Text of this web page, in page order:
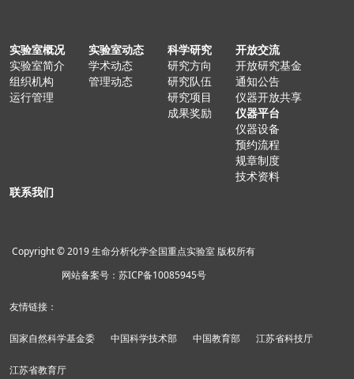
实验室概况
实验室简介
组织机构
运行管理
实验室动态
学术动态
管理动态
科学研究
研究方向
研究队伍
研究项目
成果奖励
开放交流
开放研究基金
通知公告
仪器开放共享
仪器平台
仪器设备
预约流程
规章制度
技术资料
联系我们
Copyright © 2019 生命分析化学全国重点实验室 版权所有
网站备案号：苏ICP备10085945号
友情链接：
国家自然科学基金委 中国科学技术部 中国教育部 江苏省科技厅
江苏省教育厅